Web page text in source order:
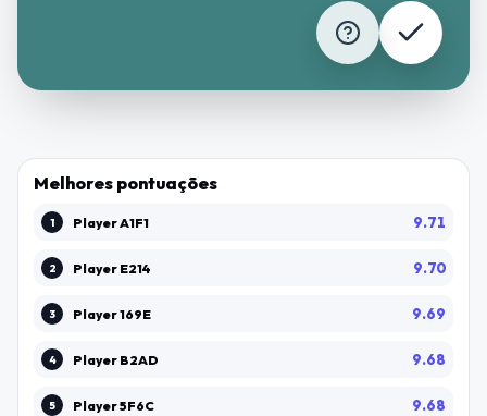
r
Melhores pontuações
1 Player A1F1 9.71
2 Player E214 9.70
3 Player 169E 9.69
4 Player B2AD 9.68
5 Player 5F6C 9.68